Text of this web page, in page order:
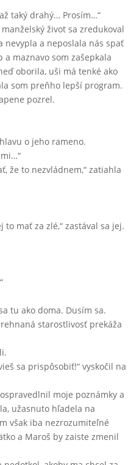
taký drahý… Prosím…“
život sa zredukoval
nevypla a neposlala nás spať
maznavo som zašepkala
oborila, uši má tenké ako
som preňho lepší program.
pozrel.
o jeho rameno.
že to nezvládnem,“ zatiahla
mať za zlé,“ zastával sa jej.
tu ako doma. Dusím sa.
starostlivosť prekáža
sa prispôsobiť!“ vyskočil na
moje poznámky a
užasnuto hľadela na
však iba nezrozumiteľné
a Maroš by zaiste zmenil